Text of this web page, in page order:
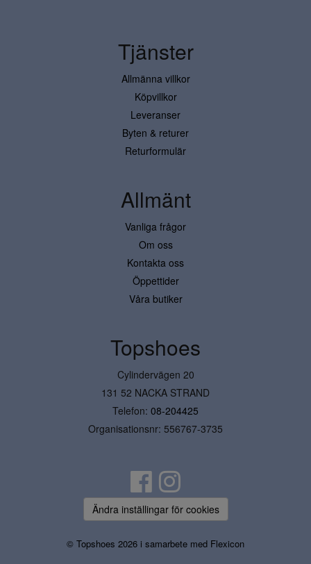
Tjänster
Allmänna villkor
Köpvillkor
Leveranser
Byten & returer
Returformulär
Allmänt
Vanliga frågor
Om oss
Kontakta oss
Öppettider
Våra butiker
Topshoes
Cylindervägen 20
131 52 NACKA STRAND
Telefon: 08-204425
Organisationsnr: 556767-3735
Ändra inställingar för cookies
© Topshoes 2026 i samarbete med Flexicon